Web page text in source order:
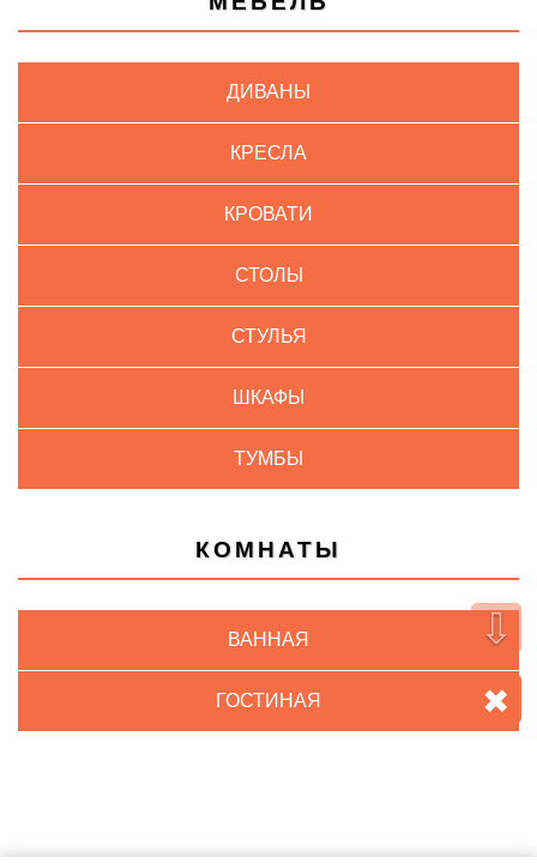
✖
⇩
ДИВАНЫ
КРЕСЛА
КРОВАТИ
СТОЛЫ
СТУЛЬЯ
ШКАФЫ
ТУМБЫ
КОМНАТЫ
ВАННАЯ
ГОСТИНАЯ